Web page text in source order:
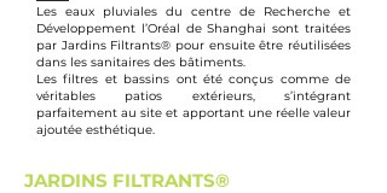
Les eaux pluviales du centre de Recherche et
Développement l’Oréal de Shanghai sont traitées
par Jardins Filtrants® pour ensuite être réutilisées
dans les sanitaires des bâtiments.
Les filtres et bassins ont été conçus comme de
véritables patios extérieurs, s’intégrant
parfaitement au site et apportant une réelle valeur
ajoutée esthétique.
JARDINS FILTRANTS®